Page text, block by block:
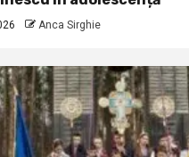
Anca Sirghie